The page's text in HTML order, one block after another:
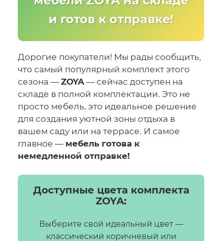
и готов к отправке!
Дорогие покупатели! Мы рады сообщить,
что самый популярный комплект этого
сезона — ZOYA — сейчас доступен на
складе в полной комплектации. Это не
просто мебель, это идеальное решение
для создания уютной зоны отдыха в
вашем саду или на террасе. И самое
главное — мебель готова к
немедленной отправке!
Доступные цвета комплекта
ZOYA:
Выберите свой идеальный цвет —
классический коричневый или